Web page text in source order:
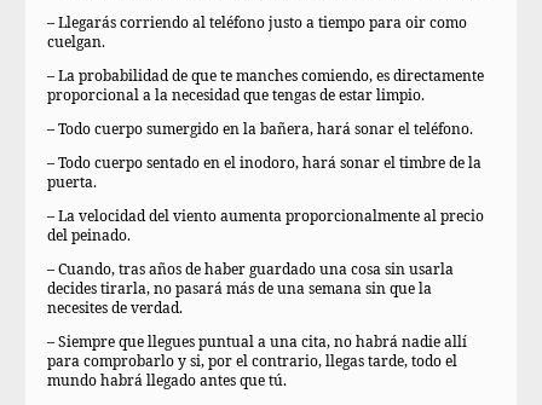
– Llegarás corriendo al teléfono justo a tiempo para oir como
cuelgan.
– La probabilidad de que te manches comiendo, es directamente
proporcional a la necesidad que tengas de estar limpio.
– Todo cuerpo sumergido en la bañera, hará sonar el teléfono.
– Todo cuerpo sentado en el inodoro, hará sonar el timbre de la
puerta.
– La velocidad del viento aumenta proporcionalmente al precio
del peinado.
– Cuando, tras años de haber guardado una cosa sin usarla
decides tirarla, no pasará más de una semana sin que la
necesites de verdad.
– Siempre que llegues puntual a una cita, no habrá nadie allí
para comprobarlo y si, por el contrario, llegas tarde, todo el
mundo habrá llegado antes que tú.